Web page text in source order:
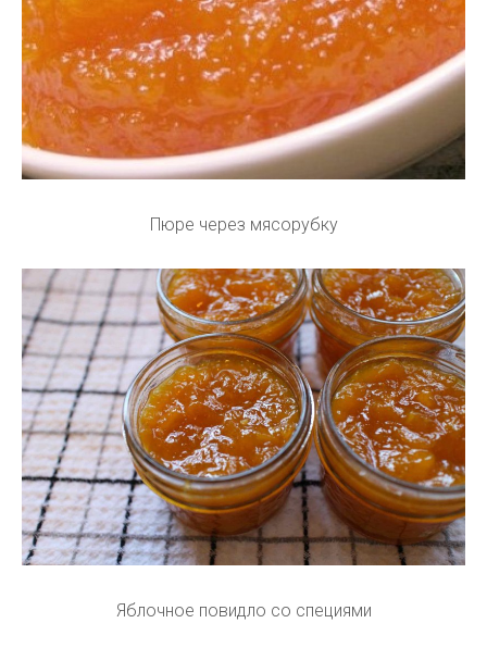
Пюре через мясорубку
Яблочное повидло со специями